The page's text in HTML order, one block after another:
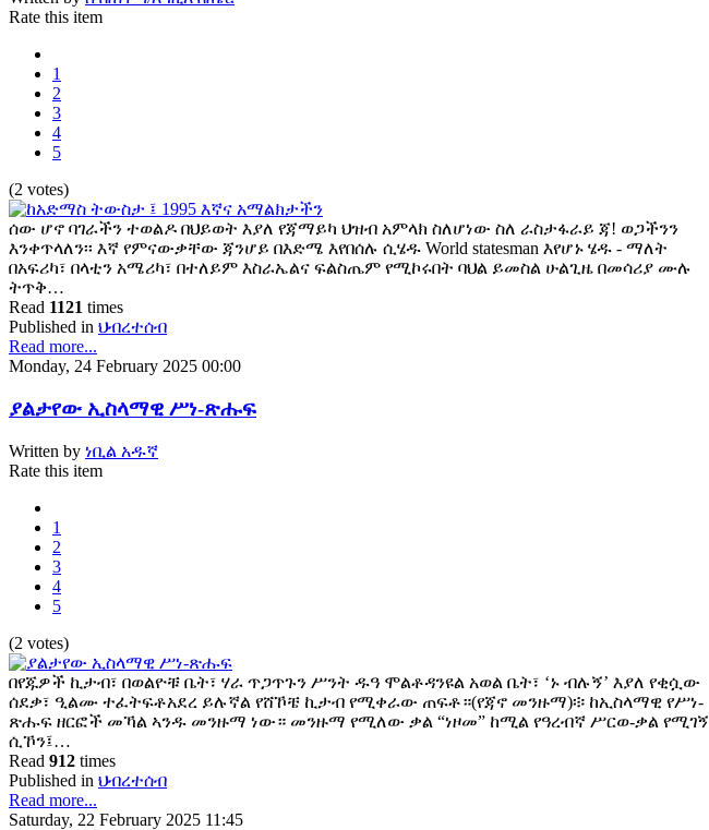
Rate this item
1
2
3
4
5
(2 votes)
ሰው ሆኖ ባገራችን ተወልዶ በህይወት እያለ የጃማይካ ህዝብ አምላክ ስለሆነው ስለ ራስታፋራይ ጃ! ወጋችንን
እንቀጥላለን፡፡ እኛ የምናውቃቸው ጃንሆይ በእድሜ እየበሰሉ ሲሄዱ World statesman እየሆኑ ሄዱ - ማለት
በአፍሪካ፣ በላቲን አሜሪካ፣ በተለይም እስራኤልና ፍልስጤም የሚኮሩበት ባህል ይመስል ሁልጊዜ በመሳሪያ ሙሉ
ትጥቅ…
Read 1121 times
Published in ህብረተሰብ
Read more...
Monday, 24 February 2025 00:00
ያልታየው ኢስላማዊ ሥነ-ጽሑፍ
Written by ነቢል አዱኛ
Rate this item
1
2
3
4
5
(2 votes)
በየጁዎች ኪታብ፣ በወልዮቹ ቤት፣ ሃራ ጥጋጥጉን ሥንት ዱዓ ሞልቶዳንዩል አወል ቤት፣ ‘ኑ ብሉኝ’ እያለ የቂሷው
ሰደቃ፣ ዒልሙ ተፈትፍቶአደረ ይሉኛል የሸኾቼ ኪታብ የሚቀራው ጠፍቶ።(የጃኖ መንዙማ)፨ ከኢስላማዊ የሥነ-
ጽሑፍ ዘርፎች መኻል ኣንዱ መንዙማ ነው። መንዙማ የሚለው ቃል “ነዞመ” ከሚል የዓረብኛ ሥርወ-ቃል የሚገኝ
ሲኾን፤…
Read 912 times
Published in ህብረተሰብ
Read more...
Saturday, 22 February 2025 11:45